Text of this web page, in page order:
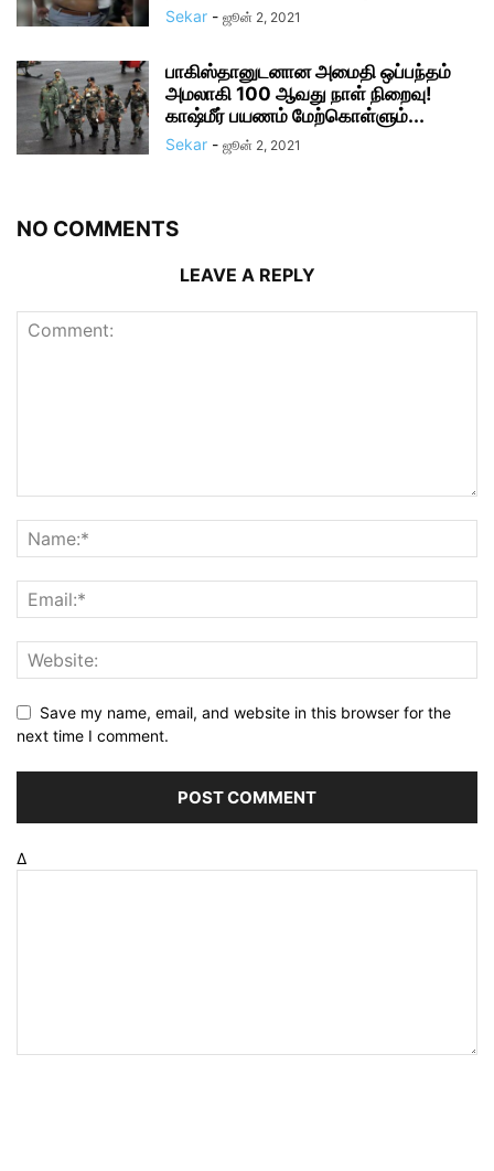
Sekar - ஜூன் 2, 2021
பாகிஸ்தானுடனான அமைதி ஒப்பந்தம்
அமலாகி 100 ஆவது நாள் நிறைவு!
காஷ்மீர் பயணம் மேற்கொள்ளும்...
Sekar - ஜூன் 2, 2021
NO COMMENTS
LEAVE A REPLY
Save my name, email, and website in this browser for the
next time I comment.
Δ